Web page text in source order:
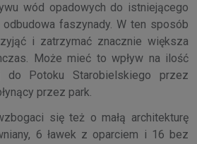
wód opadowych do istniejącego
faszynady. W ten sposób
i zatrzymać znacznie większa
Może mieć to wpływ na ilość
do Potoku Starobielskiego przez
przez park.
się też o małą architekturę
6 ławek z oparciem i 16 bez